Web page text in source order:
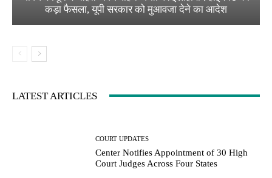
कड़ा फैसला, यूपी सरकार को मुआवजा देने का आदेश
LATEST ARTICLES
COURT UPDATES
Center Notifies Appointment of 30 High
Court Judges Across Four States